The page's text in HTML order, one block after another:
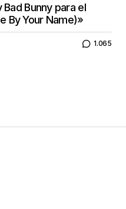
Bad Bunny para el
By Your Name)»
1.065